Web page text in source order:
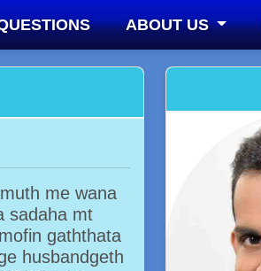
ABOUT US
me wana
sadaha mt
gaththata
husbandgeth